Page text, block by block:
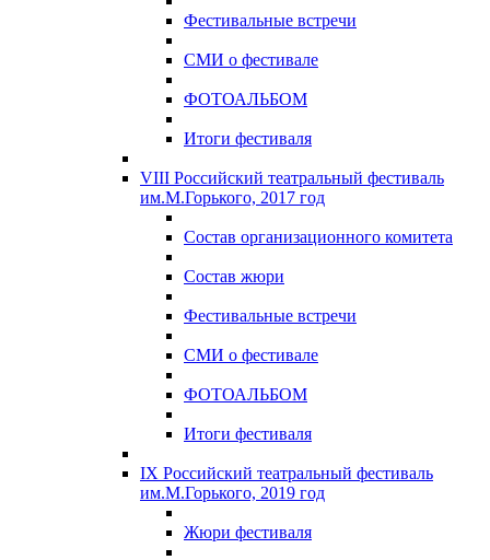
Фестивальные встречи
СМИ о фестивале
ФОТОАЛЬБОМ
Итоги фестиваля
VIII Российский театральный фестиваль
им.М.Горького, 2017 год
Состав организационного комитета
Состав жюри
Фестивальные встречи
СМИ о фестивале
ФОТОАЛЬБОМ
Итоги фестиваля
IX Российский театральный фестиваль
им.М.Горького, 2019 год
Жюри фестиваля